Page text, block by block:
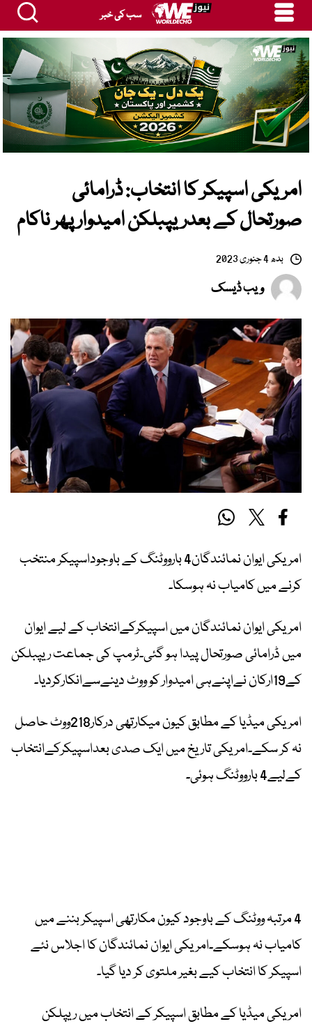
سب کی خبر
امریکی اسپیکر کا انتخاب: ڈرامائی
صورتحال کے بعدریپبلکن امیدوار پھر ناکام
بدھ 4 جنوری 2023
ویب ڈیسک
امریکی ایوان نمائندگان4 بارووٹنگ کے باوجوداسپیکر منتخب
کرنے میں کامیاب نہ ہوسکا۔
امریکی ایوان نمائندگان میں اسپیکرکےانتخاب کے لیے ایوان
میں ڈرامائی صورتحال پیدا ہو گئی۔ٹرمپ کی جماعت ریپبلکن
کے19ارکان نےاپنےہی امیدوار کو ووٹ دینےسےانکارکردیا۔
امریکی میڈیا کے مطابق کیون میکارتھی درکار218ووٹ حاصل
نہ کر سکے۔امریکی تاریخ میں ایک صدی بعداسپیکرکےانتخاب
کےلیے4 بارووٹنگ ہوئی۔
4 مرتبہ ووٹنگ کے باوجود کیون مکارتھی اسپیکر بننے میں
کامیاب نہ ہوسکے۔امریکی ایوان نمائندگان کا اجلاس نئے
اسپیکر کا انتخاب کیے بغیر ملتوی کر دیا گیا۔
امریکی میڈیا کے مطابق اسپیکر کے انتخاب میں ریپلکن